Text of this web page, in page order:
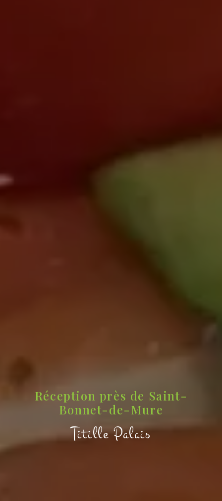
Réception près de Saint-
Bonnet-de-Mure
Titille Palais